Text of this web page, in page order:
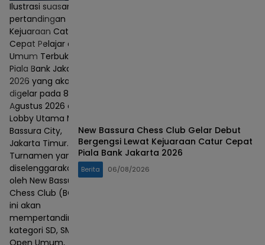
Ilustrasi suasana
pertandingan
Kejuaraan Catur
Cepat Pelajar dan
Umum Terbuka
Piala Bank Jakarta
2026 yang akan
digelar pada 8–9
Agustus 2026 di
Lobby Utama Mall
Bassura City,
Jakarta Timur.
Turnamen yang
diselenggarakan
oleh New Bassura
Chess Club (BCC)
ini akan
mempertandingkan
kategori SD, SMP,
Open Umum,
New Bassura Chess Club Gelar Debut
Bergengsi Lewat Kejuaraan Catur Cepat
Piala Bank Jakarta 2026
Berita 06/08/2026